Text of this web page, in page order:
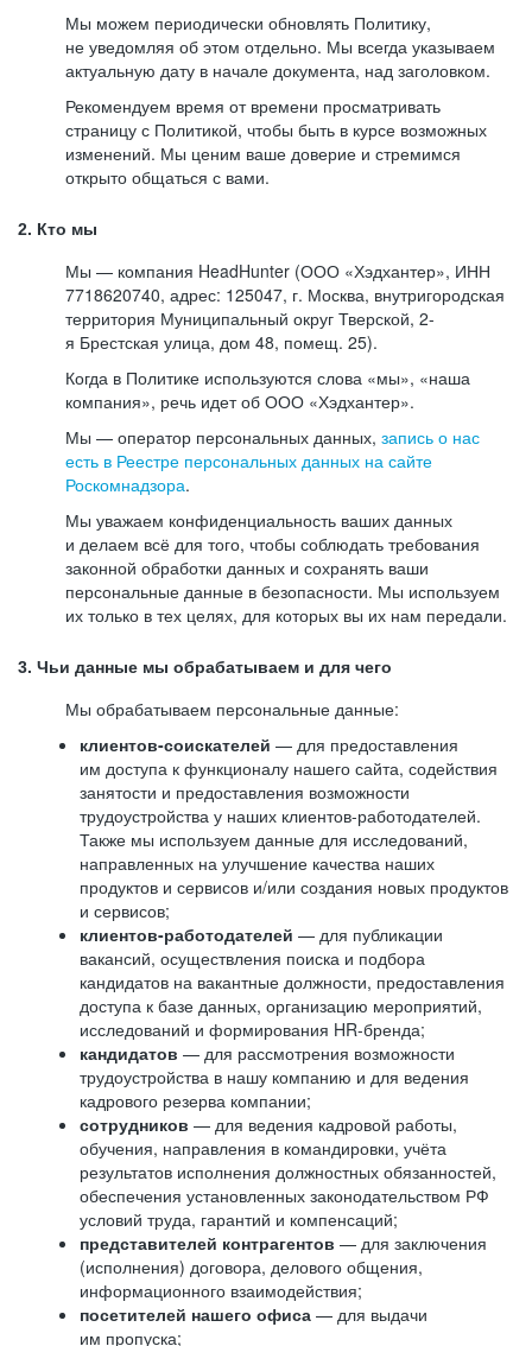
Мы можем периодически обновлять Политику,
не уведомляя об этом отдельно. Мы всегда указываем
актуальную дату в начале документа, над заголовком.
Рекомендуем время от времени просматривать
страницу с Политикой, чтобы быть в курсе возможных
изменений. Мы ценим ваше доверие и стремимся
открыто общаться с вами.
2. Кто мы
Мы — компания HeadHunter (ООО «Хэдхантер», ИНН
7718620740, адрес: 125047, г. Москва, внутригородская
территория Муниципальный округ Тверской, 2-
я Брестская улица, дом 48, помещ. 25).
Когда в Политике используются слова «мы», «наша
компания», речь идет об ООО «Хэдхантер».
Мы — оператор персональных данных, запись о нас
есть в Реестре персональных данных на сайте
Роскомнадзора.
Мы уважаем конфиденциальность ваших данных
и делаем всё для того, чтобы соблюдать требования
законной обработки данных и сохранять ваши
персональные данные в безопасности. Мы используем
их только в тех целях, для которых вы их нам передали.
3. Чьи данные мы обрабатываем и для чего
Мы обрабатываем персональные данные:
клиентов-соискателей — для предоставления
им доступа к функционалу нашего сайта, содействия
занятости и предоставления возможности
трудоустройства у наших клиентов-работодателей.
Также мы используем данные для исследований,
направленных на улучшение качества наших
продуктов и сервисов и/или создания новых продуктов
и сервисов;
клиентов-работодателей — для публикации
вакансий, осуществления поиска и подбора
кандидатов на вакантные должности, предоставления
доступа к базе данных, организацию мероприятий,
исследований и формирования HR-бренда;
кандидатов — для рассмотрения возможности
трудоустройства в нашу компанию и для ведения
кадрового резерва компании;
сотрудников — для ведения кадровой работы,
обучения, направления в командировки, учёта
результатов исполнения должностных обязанностей,
обеспечения установленных законодательством РФ
условий труда, гарантий и компенсаций;
представителей контрагентов — для заключения
(исполнения) договора, делового общения,
информационного взаимодействия;
посетителей нашего офиса — для выдачи
им пропуска;